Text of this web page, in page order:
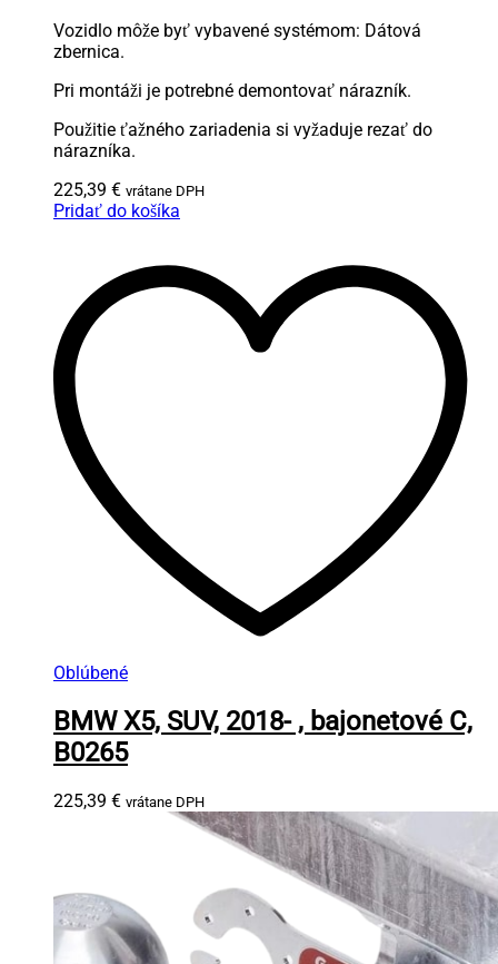
Vozidlo môže byť vybavené systémom: Dátová
zbernica.
Pri montáži je potrebné demontovať nárazník.
Použitie ťažného zariadenia si vyžaduje rezať do
nárazníka.
225,39 € vrátane DPH
Pridať do košíka
Oblúbené
BMW X5, SUV, 2018- , bajonetové C,
B0265
225,39 € vrátane DPH